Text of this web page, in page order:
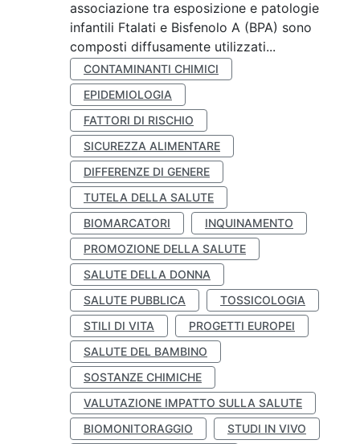
associazione tra esposizione e patologie
infantili Ftalati e Bisfenolo A (BPA) sono
composti diffusamente utilizzati...
CONTAMINANTI CHIMICI
EPIDEMIOLOGIA
FATTORI DI RISCHIO
SICUREZZA ALIMENTARE
DIFFERENZE DI GENERE
TUTELA DELLA SALUTE
BIOMARCATORI
INQUINAMENTO
PROMOZIONE DELLA SALUTE
SALUTE DELLA DONNA
SALUTE PUBBLICA
TOSSICOLOGIA
STILI DI VITA
PROGETTI EUROPEI
SALUTE DEL BAMBINO
SOSTANZE CHIMICHE
VALUTAZIONE IMPATTO SULLA SALUTE
BIOMONITORAGGIO
STUDI IN VIVO